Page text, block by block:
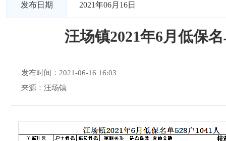
发布日期 2021年06月16日
汪场镇2021年6月低保
发布时间：2021-06-16 16:03
来源：汪场镇